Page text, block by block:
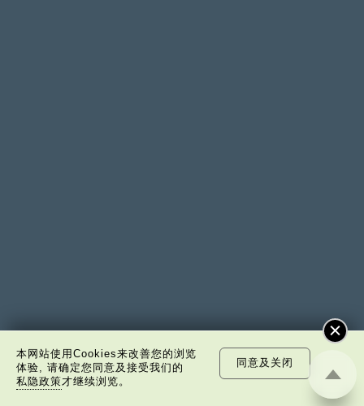
本网站使用Cookies来改善您的浏览
体验, 请确定您同意及接受我们的
私隐政策才继续浏览。
同意及关闭